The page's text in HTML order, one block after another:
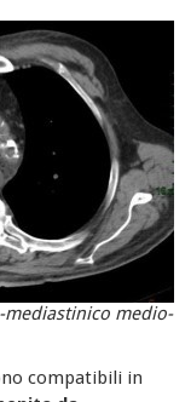
mediastinico medio-
compatibili in